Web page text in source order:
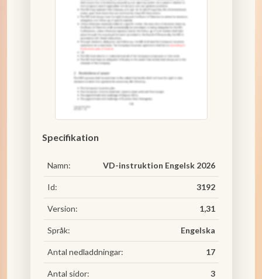
Specifikation
Namn: VD-instruktion Engelsk 2026
Id: 3192
Version: 1,31
Språk: Engelska
Antal nedladdningar: 17
Antal sidor: 3